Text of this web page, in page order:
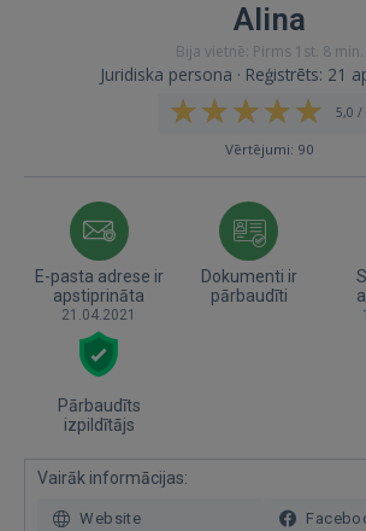
Alina
Bija vietnē: Pirms 1st. 8 min.
Juridiska persona · Reģistrēts: 21
5,0 /
Vērtējumi: 90
E-pasta adrese ir
apstiprināta
21.04.2021
Dokumenti ir
pārbaudīti
Pārbaudīts
izpildītājs
Vairāk informācijas:
Website